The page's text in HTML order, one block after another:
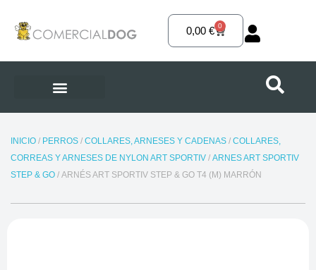
contenido
0,00€ 0
Carrito
INICIO/ PERROS/ COLLARES, ARNESES Y CADENAS/ COLLARES,
CORREAS Y ARNESES DE NYLON ART SPORTIV/ ARNES ART SPORTIV
STEP & GO/ ARNÉS ART SPORTIV STEP & GO T4 (M) MARRÓN